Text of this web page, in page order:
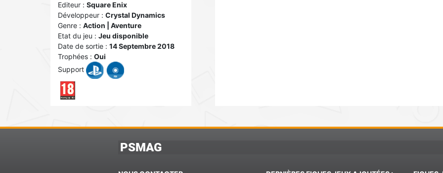
Editeur : Square Enix
Développeur : Crystal Dynamics
Genre : Action | Aventure
Etat du jeu : Jeu disponible
Date de sortie : 14 Septembre 2018
Trophées : Oui
Support
PSMAG